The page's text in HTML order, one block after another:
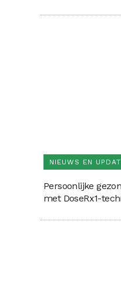
NIEUWS EN
Persoonlijke
met DoseRx1-